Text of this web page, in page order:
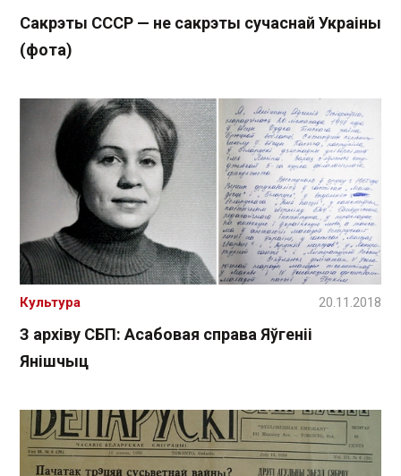
Сакрэты СССР — не сакрэты сучаснай Украіны
(фота)
З архіву СБП: Асабовая справа Яўгеніі
Янішчыц
Культура 20.11.2018